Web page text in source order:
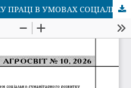
ГЕНДЕРНА ЧУТЛИВІСТЬ РИНКУ ПРАЦІ В УМОВАХ СОЦІАЛЬНО-ЕКОНОМІЧНИХ ТРАНСФОРМАЦІЙ (НА ПРИКЛАДІ ГРОМАД ЛЬВІВСЬКОЇ ОБЛАСТІ)